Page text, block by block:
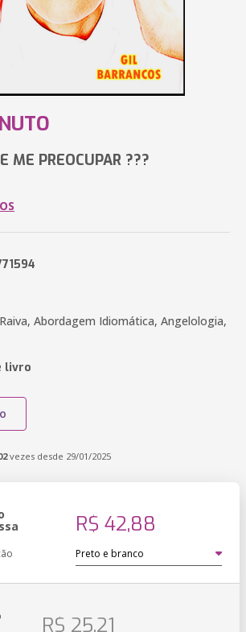
ME PREOCUPAR ???
Abordagem Idiomática, Angelologia,
livro
vezes desde 29/01/2025
R$ 42,88
R$ 25,21